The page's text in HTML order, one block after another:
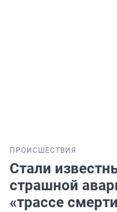
ПРОИСШЕСТВИЯ
Стали
страшной
«трассе